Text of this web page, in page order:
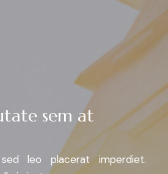
sem at
leo placerat imperdiet.